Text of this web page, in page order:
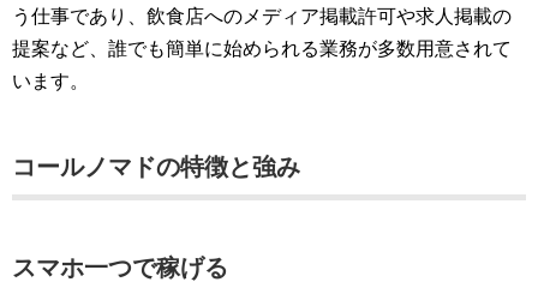
う仕事であり、飲食店へのメディア掲載許可や求人掲載の
提案など、誰でも簡単に始められる業務が多数用意されて
います​​​​。
コールノマドの特徴と強み
スマホ一つで稼げる